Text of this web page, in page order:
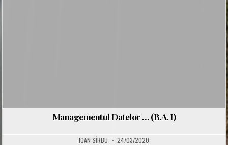
Managementul Datelor … (B.A. I)
IOAN SÎRBU 24/03/2020